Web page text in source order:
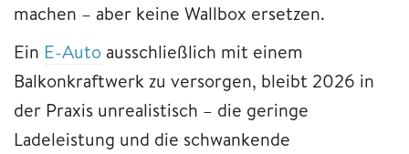
machen – aber keine Wallbox ersetzen.
Ein E-Auto ausschließlich mit einem
Balkonkraftwerk zu versorgen, bleibt 2026 in
der Praxis unrealistisch – die geringe
Ladeleistung und die schwankende